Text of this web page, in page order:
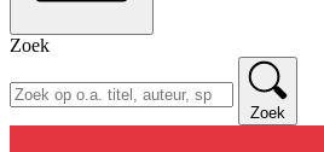
Zoek
Zoek